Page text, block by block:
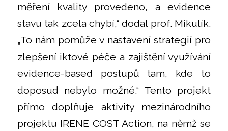
měření kvality provedeno, a evidence
stavu tak zcela chybí,“ dodal prof. Mikulík.
„To nám pomůže v nastavení strategií pro
zlepšení iktové péče a zajištění využívání
evidence-based postupů tam, kde to
doposud nebylo možné.“ Tento projekt
přímo doplňuje aktivity mezinárodního
projektu IRENE COST Action, na němž se